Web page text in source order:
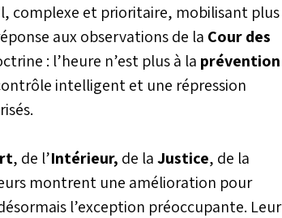
complexe et prioritaire, mobilisant plus
aux observations de la Cour des
: l’heure n’est plus à la prévention
intelligent et une répression
, de l’Intérieur, de laJustice, de la
montrent une amélioration pour
l’exception préoccupante. Leur